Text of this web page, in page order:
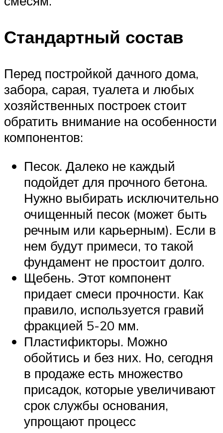
Стандартный состав
Перед постройкой дачного дома,
забора, сарая, туалета и любых
хозяйственных построек стоит
обратить внимание на особенности
компонентов:
Песок. Далеко не каждый
подойдет для прочного бетона.
Нужно выбирать исключительно
очищенный песок (может быть
речным или карьерным). Если в
нем будут примеси, то такой
фундамент не простоит долго.
Щебень. Этот компонент
придает смеси прочности. Как
правило, используется гравий
фракцией 5-20 мм.
Пластификторы. Можно
обойтись и без них. Но, сегодня
в продаже есть множество
присадок, которые увеличивают
срок службы основания,
упрощают процесс